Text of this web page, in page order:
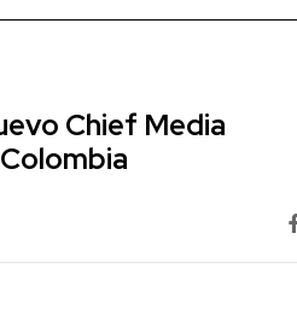
Chief Media